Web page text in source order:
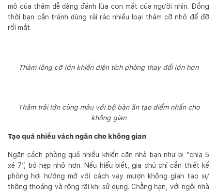
mô của thảm dễ dàng đánh lừa con mắt của người nhìn. Đồng
thời bạn cần tránh dùng rải rác nhiều loại thảm cỡ nhỏ để đỡ
rối mắt.
Thảm lông cỡ lớn khiến diện tích phòng thay đổi lớn hơn
Thảm trải lớn cùng màu với bộ bàn ăn tạo điểm nhấn cho
không gian
Tạo quá nhiều vách ngăn cho không gian
Ngăn cách phòng quá nhiều khiến căn nhà bạn như bị “chia 5
xẻ 7”, bó hẹp nhỏ hơn. Nếu hiểu biết, gia chủ chỉ cần thiết kế
phòng hơi hướng mở với cách vay mượn không gian tạo sự
thông thoáng và rộng rãi khi sử dụng. Chẳng hạn, với ngôi nhà